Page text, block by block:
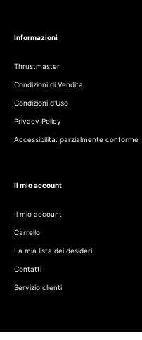
Informazioni
Thrustmaster
Condizioni di Vendita
Condizioni d'Uso
Privacy Policy
Accessibilità: parzialmente conforme
Il mio account
Il mio account
Carrello
La mia lista dei desideri
Contatti
Servizio clienti